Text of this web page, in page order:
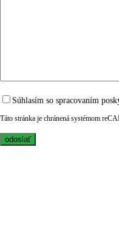
Súhlasím so spracovaním
Táto stránka je chránená systémom